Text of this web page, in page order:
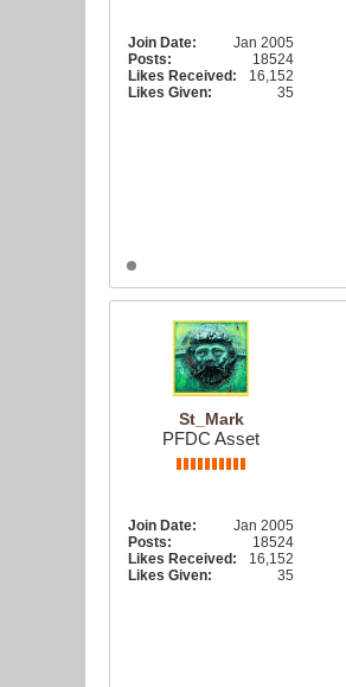
Join Date:
Jan 2005
Posts:
18524
Likes Received:
16,152
Likes Given:
35
St_Mark
PFDC Asset
Join Date:
Jan 2005
Posts:
18524
Likes Received:
16,152
Likes Given:
35